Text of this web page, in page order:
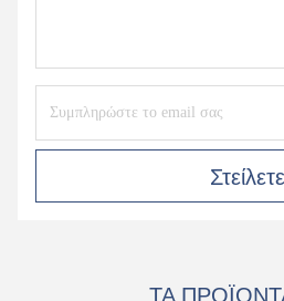
Στείλετε
ΤΑ